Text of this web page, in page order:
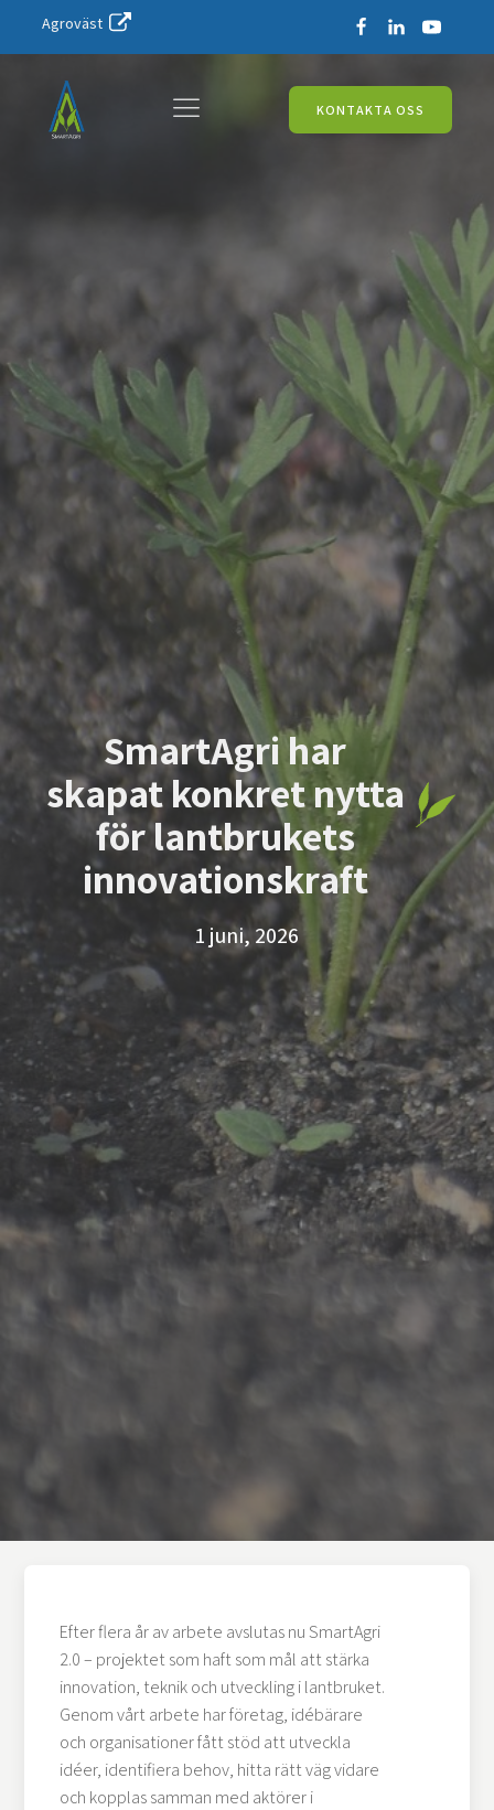
Agroväst
KONTAKTA OSS
SmartAgri har
skapat konkret nytta
för lantbrukets
innovationskraft
1 juni, 2026
Efter flera år av arbete avslutas nu SmartAgri
2.0 – projektet som haft som mål att stärka
innovation, teknik och utveckling i lantbruket.
Genom vårt arbete har företag, idébärare
och organisationer fått stöd att utveckla
idéer, identifiera behov, hitta rätt väg vidare
och kopplas samman med aktörer i